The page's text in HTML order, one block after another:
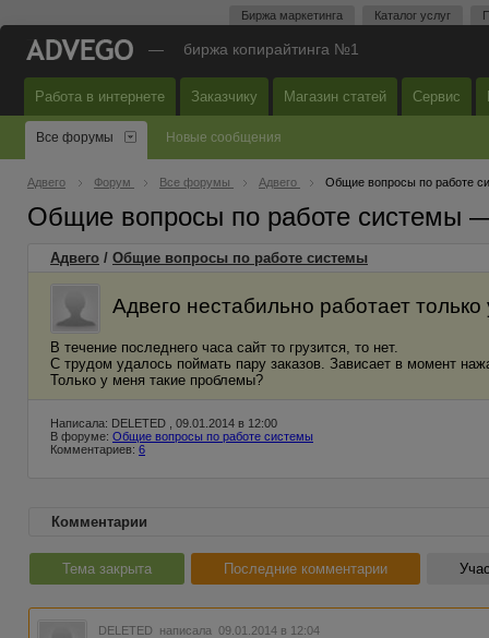
Биржа маркетинга Каталог услуг
— биржа копирайтинга №1
Работа в интернете Заказчику Магазин статей Сервис
Все форумы Новые сообщения
Адвего Форум Все форумы Адвего Общие вопросы по работе
Общие вопросы по работе системы
Адвего / Общие вопросы по работе системы
Адвего нестабильно работает
В течение последнего часа сайт то грузится, то нет.
С трудом удалось поймать пару заказов. Зависает в момент
Только у меня такие проблемы?
Написала: DELETED , 09.01.2014 в 12:00
В форуме: Общие вопросы по работе системы
Комментариев: 6
Комментарии
Тема закрыта Последние комментарии
DELETED написала 09.01.2014 в 12:04